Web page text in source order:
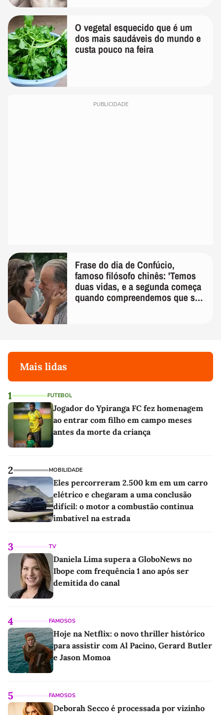
O vegetal esquecido que é um
dos mais saudáveis do mundo e
custa pouco na feira
PUBLICIDADE
Frase do dia de Confúcio,
famoso filósofo chinês: 'Temos
duas vidas, e a segunda começa
quando compreendemos que só
Mais lidas
1 FUTEBOL
Jogador do Ypiranga FC fez homenagem
ao entrar com filho em campo meses
antes da morte da criança
2 MOBILIDADE
Eles percorreram 2.500 km em um carro
elétrico e chegaram a uma conclusão
difícil: o motor a combustão continua
imbatível na estrada
3 TV
Daniela Lima supera a GloboNews no
Ibope com frequência 1 ano após ser
demitida do canal
4 FAMOSOS
Hoje na Netflix: o novo thriller histórico
para assistir com Al Pacino, Gerard Butler
e Jason Momoa
5 FAMOSOS
Deborah Secco é processada por vizinho